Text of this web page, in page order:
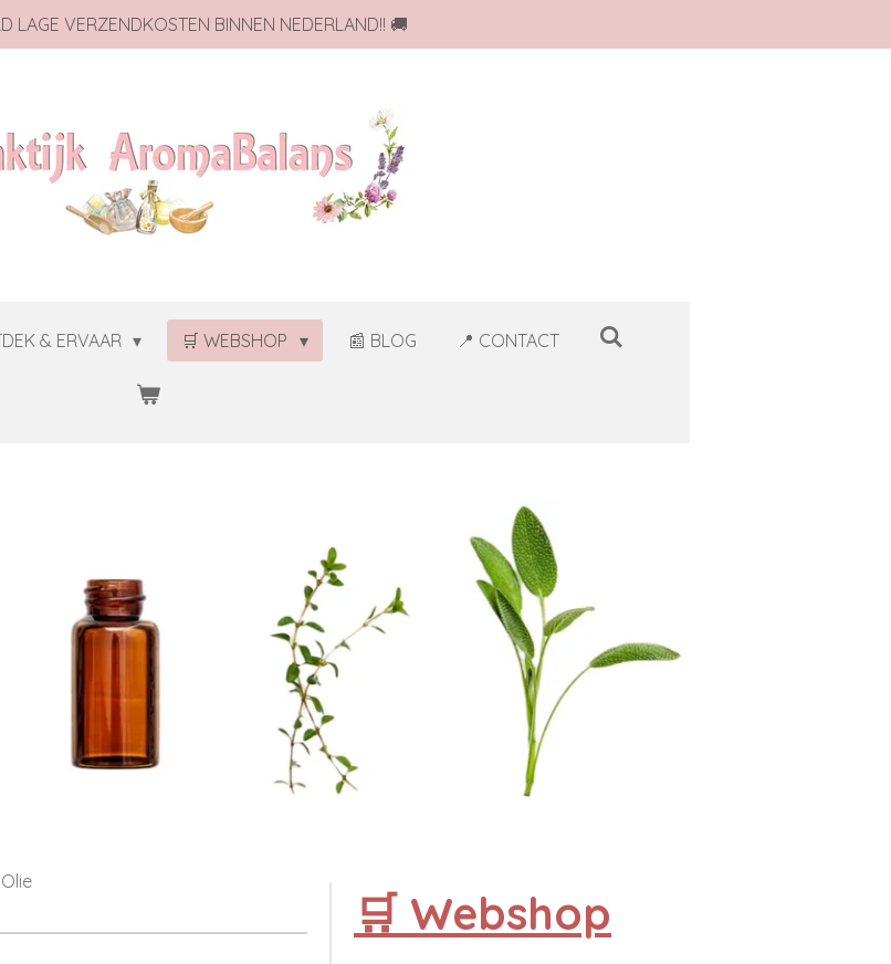
LAGE VERZENDKOSTEN BINNEN NEDERLAND!! 🚚
& ERVAAR 🛒 WEBSHOP 📰 BLOG 📍 CONTACT
🛒 Webshop